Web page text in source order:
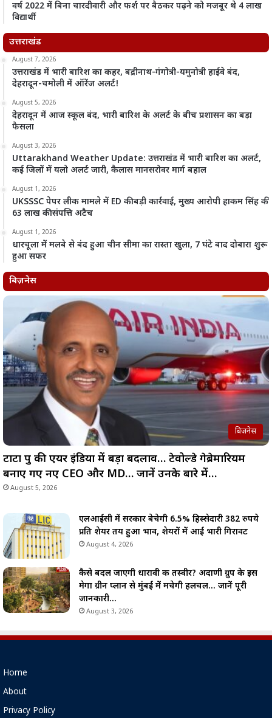
वर्ष 2022 में बिना चारदीवारी और फर्श पर बैठकर पढ़ने को मजबूर थे 4 लाख
विद्यार्थी
उत्तराखंड
August 7, 2026
उत्तराखंड में भारी बारिश का कहर, बद्रीनाथ-गंगोत्री-यमुनोत्री हाईवे बंद,
देहरादून-चमोली में ऑरेंज अलर्ट!
August 5, 2026
देहरादून में आज स्कूल बंद, भारी बारिश के अलर्ट के बीच प्रशासन का बड़ा
फैसला
August 3, 2026
Uttarakhand Weather Update: उत्तराखंड में भारी बारिश का अलर्ट,
कई जिलों में यलो अलर्ट जारी, कैलास मानसरोवर मार्ग बहाल
August 1, 2026
UKSSSC पेपर लीक मामले में ED की बड़ी कार्रवाई, मुख्य आरोपी हाकम सिंह की
63 लाख की संपत्ति अटैच
August 1, 2026
धारचूला में मलबे से बंद हुआ चीन सीमा का रास्ता खुला, 7 घंटे बाद दोबारा शुरू
हुआ सफर
बिज़नेस
बिज़नेस
टाटा ग्रुप की एयर इंडिया में बड़ा बदलाव… टेवोल्डे गेब्रेमारियम
बनाए गए नए CEO और MD… जानें उनके बारे में…
August 5, 2026
एलआईसी में सरकार बेचेगी 6.5% हिस्सेदारी 382 रुपये
प्रति शेयर तय हुआ भाव, शेयरों में आई भारी गिरावट
August 4, 2026
कैसे बदल जाएगी धारावी की तस्वीर? अदाणी ग्रुप के इस
मेगा ग्रीन प्लान से मुंबई में मचेगी हलचल… जानें पूरी
जानकारी…
August 3, 2026
Home
About
Privacy Policy